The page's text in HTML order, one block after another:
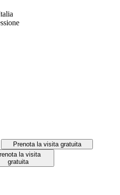
Prenota la visita gratuita
la visita
gratuita